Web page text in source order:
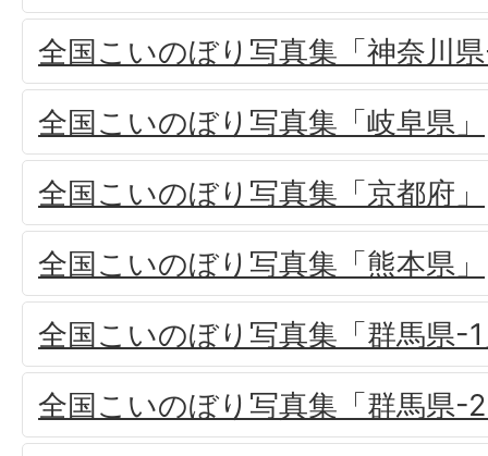
全国こいのぼり写真集「神奈川
全国こいのぼり写真集「岐阜県」
全国こいのぼり写真集「京都府」
全国こいのぼり写真集「熊本県」
全国こいのぼり写真集「群馬県-
全国こいのぼり写真集「群馬県-